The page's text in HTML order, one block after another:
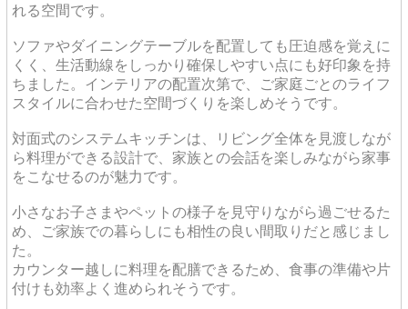
れる空間です。
ソファやダイニングテーブルを配置しても圧迫感を覚えに
くく、生活動線をしっかり確保しやすい点にも好印象を持
ちました。インテリアの配置次第で、ご家庭ごとのライフ
スタイルに合わせた空間づくりを楽しめそうです。
対面式のシステムキッチンは、リビング全体を見渡しなが
ら料理ができる設計で、家族との会話を楽しみながら家事
をこなせるのが魅力です。
小さなお子さまやペットの様子を見守りながら過ごせるた
め、ご家族での暮らしにも相性の良い間取りだと感じまし
た。
カウンター越しに料理を配膳できるため、食事の準備や片
付けも効率よく進められそうです。